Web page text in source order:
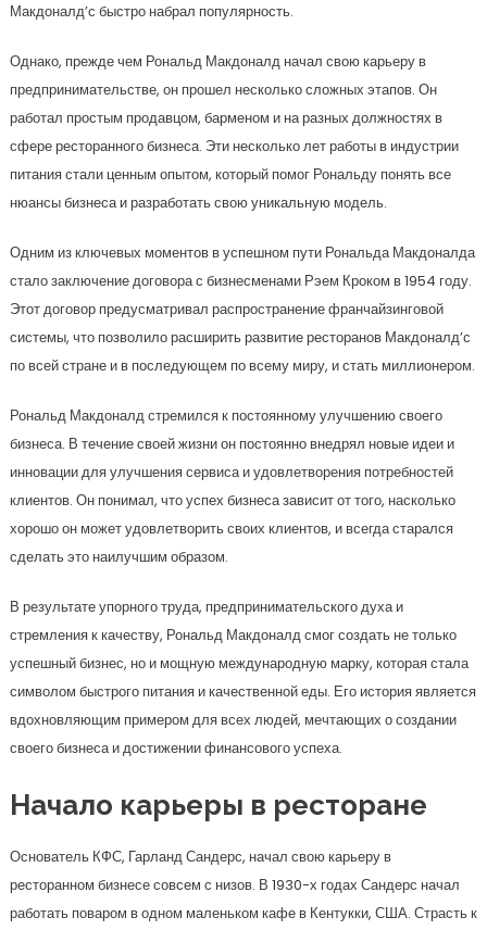
Макдоналд’с быстро набрал популярность.
Однако, прежде чем Рональд Макдоналд начал свою карьеру в
предпринимательстве, он прошел несколько сложных этапов. Он
работал простым продавцом, барменом и на разных должностях в
сфере ресторанного бизнеса. Эти несколько лет работы в индустрии
питания стали ценным опытом, который помог Рональду понять все
нюансы бизнеса и разработать свою уникальную модель.
Одним из ключевых моментов в успешном пути Рональда Макдоналда
стало заключение договора с бизнесменами Рэем Кроком в 1954 году.
Этот договор предусматривал распространение франчайзинговой
системы, что позволило расширить развитие ресторанов Макдоналд’с
по всей стране и в последующем по всему миру, и стать миллионером.
Рональд Макдоналд стремился к постоянному улучшению своего
бизнеса. В течение своей жизни он постоянно внедрял новые идеи и
инновации для улучшения сервиса и удовлетворения потребностей
клиентов. Он понимал, что успех бизнеса зависит от того, насколько
хорошо он может удовлетворить своих клиентов, и всегда старался
сделать это наилучшим образом.
В результате упорного труда, предпринимательского духа и
стремления к качеству, Рональд Макдоналд смог создать не только
успешный бизнес, но и мощную международную марку, которая стала
символом быстрого питания и качественной еды. Его история является
вдохновляющим примером для всех людей, мечтающих о создании
своего бизнеса и достижении финансового успеха.
Начало карьеры в ресторане
Основатель КФС, Гарланд Сандерс, начал свою карьеру в
ресторанном бизнесе совсем с низов. В 1930-х годах Сандерс начал
работать поваром в одном маленьком кафе в Кентукки, США. Страсть к